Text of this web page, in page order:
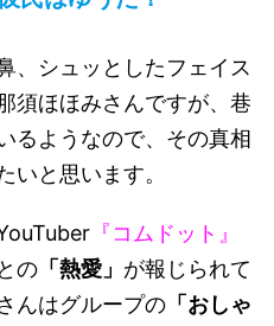
、シュッとしたフェイス
須ほほみさんですが、巷
るようなので、その真相
いと思います。
『コムドット』
の 「熱愛」 が報じられて
んはグループの 「おしゃ